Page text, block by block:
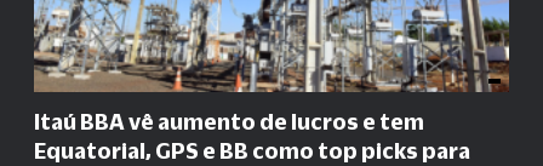
Itaú BBA vê aumento de lucros e tem
Equatorial, GPS e BB como top picks para